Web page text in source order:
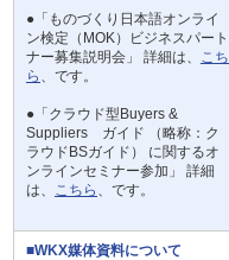
●「ものづくり日本語オンライ
ン検定（MOK）ビジネスパート
ナー募集説明会」 詳細は、 こち
ら 、です。
●「クラウド型Buyers &
Suppliers ガイド （略称：ク
ラウドBSガイド） に関するオ
ンラインセミナー参加」 詳細
は、 こちら 、です。
■WKX媒体資料について